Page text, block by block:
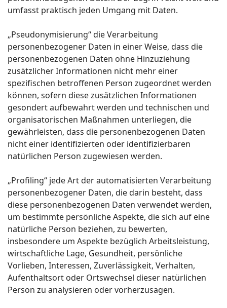
umfasst praktisch jeden Umgang mit Daten.
„Pseudonymisierung“ die Verarbeitung
personenbezogener Daten in einer Weise, dass die
personenbezogenen Daten ohne Hinzuziehung
zusätzlicher Informationen nicht mehr einer
spezifischen betroffenen Person zugeordnet werden
können, sofern diese zusätzlichen Informationen
gesondert aufbewahrt werden und technischen und
organisatorischen Maßnahmen unterliegen, die
gewährleisten, dass die personenbezogenen Daten
nicht einer identifizierten oder identifizierbaren
natürlichen Person zugewiesen werden.
„Profiling“ jede Art der automatisierten Verarbeitung
personenbezogener Daten, die darin besteht, dass
diese personenbezogenen Daten verwendet werden,
um bestimmte persönliche Aspekte, die sich auf eine
natürliche Person beziehen, zu bewerten,
insbesondere um Aspekte bezüglich Arbeitsleistung,
wirtschaftliche Lage, Gesundheit, persönliche
Vorlieben, Interessen, Zuverlässigkeit, Verhalten,
Aufenthaltsort oder Ortswechsel dieser natürlichen
Person zu analysieren oder vorherzusagen.